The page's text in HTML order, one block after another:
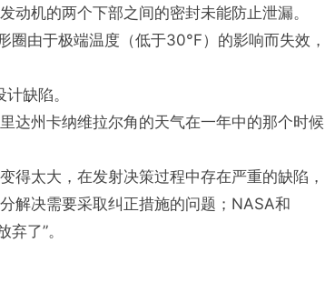
动机的两个下部之间的密封未能防止泄漏。
由于极端温度（低于30°F）的影响而失效，
缺陷。
达州卡纳维拉尔角的天气在一年中的那个时候
得太大，在发射决策过程中存在严重的缺陷，
解决需要采取纠正措施的问题；NASA和
了”。